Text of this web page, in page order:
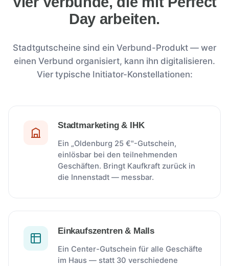
Day arbeiten.
Stadtgutscheine sind ein Verbund-Produkt — wer
einen Verbund organisiert, kann ihn digitalisieren.
Vier typische Initiator-Konstellationen:
Stadtmarketing & IHK
Ein „Oldenburg 25 €"-Gutschein,
einlösbar bei den teilnehmenden
Geschäften. Bringt Kaufkraft zurück in
die Innenstadt — messbar.
Einkaufszentren & Malls
Ein Center-Gutschein für alle Geschäfte
im Haus — statt 30 verschiedene